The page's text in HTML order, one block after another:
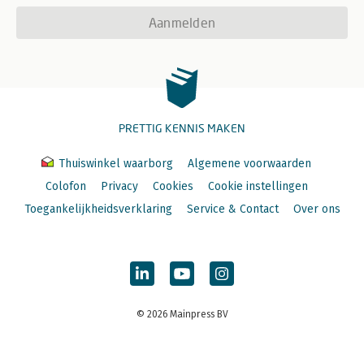
Aanmelden
PRETTIG KENNIS MAKEN
Thuiswinkel waarborg
Algemene voorwaarden
Colofon
Privacy Cookies
Cookie instellingen
Toegankelijkheidsverklaring
Service & Contact Over ons
© 2026 Mainpress BV